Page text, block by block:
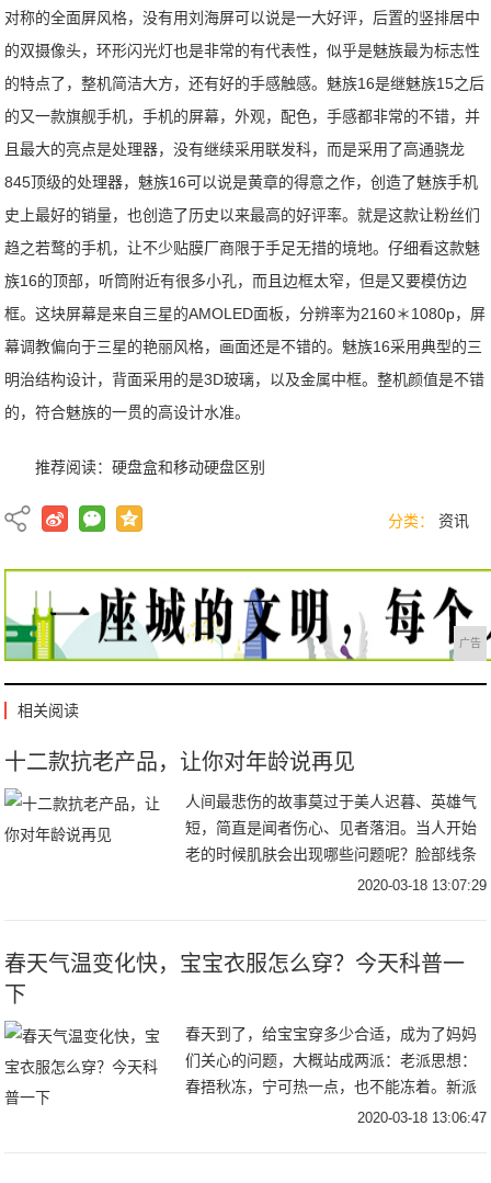
对称的全面屏风格，没有用刘海屏可以说是一大好评，后置的竖排居中
的双摄像头，环形闪光灯也是非常的有代表性，似乎是魅族最为标志性
的特点了，整机简洁大方，还有好的手感触感。魅族16是继魅族15之后
的又一款旗舰手机，手机的屏幕，外观，配色，手感都非常的不错，并
且最大的亮点是处理器，没有继续采用联发科，而是采用了高通骁龙
845顶级的处理器，魅族16可以说是黄章的得意之作，创造了魅族手机
史上最好的销量，也创造了历史以来最高的好评率。就是这款让粉丝们
趋之若鹜的手机，让不少贴膜厂商限于手足无措的境地。仔细看这款魅
族16的顶部，听筒附近有很多小孔，而且边框太窄，但是又要模仿边
框。这块屏幕是来自三星的AMOLED面板，分辨率为2160＊1080p，屏
幕调教偏向于三星的艳丽风格，画面还是不错的。魅族16采用典型的三
明治结构设计，背面采用的是3D玻璃，以及金属中框。整机颜值是不错
的，符合魅族的一贯的高设计水准。
推荐阅读：硬盘盒和移动硬盘区别
分类： 资讯
广告
相关阅读
十二款抗老产品，让你对年龄说再见
人间最悲伤的故事莫过于美人迟暮、英雄气
短，简直是闻者伤心、见者落泪。当人开始
老的时候肌肤会出现哪些问题呢？脸部线条
向下，没有上扬的活力感；颧骨肌肉下垂，
2020-03-18 13:07:29
春天气温变化快，宝宝衣服怎么穿？今天科普一
下
春天到了，给宝宝穿多少合适，成为了妈妈
们关心的问题，大概站成两派：老派思想：
春捂秋冻，宁可热一点，也不能冻着。新派
知识：给宝宝少穿点，很多时候感冒都是悟
2020-03-18 13:06:47